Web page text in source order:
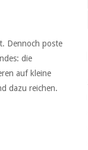
Dennoch poste
die
auf kleine
dazu reichen.